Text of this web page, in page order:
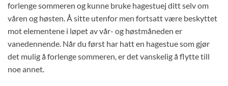
forlenge sommeren og kunne bruke hagestuej ditt selv om
våren og høsten. Å sitte utenfor men fortsatt være beskyttet
mot elementene i løpet av vår- og høstmåneden er
vanedennende. Når du først har hatt en hagestue som gjør
det mulig å forlenge sommeren, er det vanskelig å flytte till
noe annet.